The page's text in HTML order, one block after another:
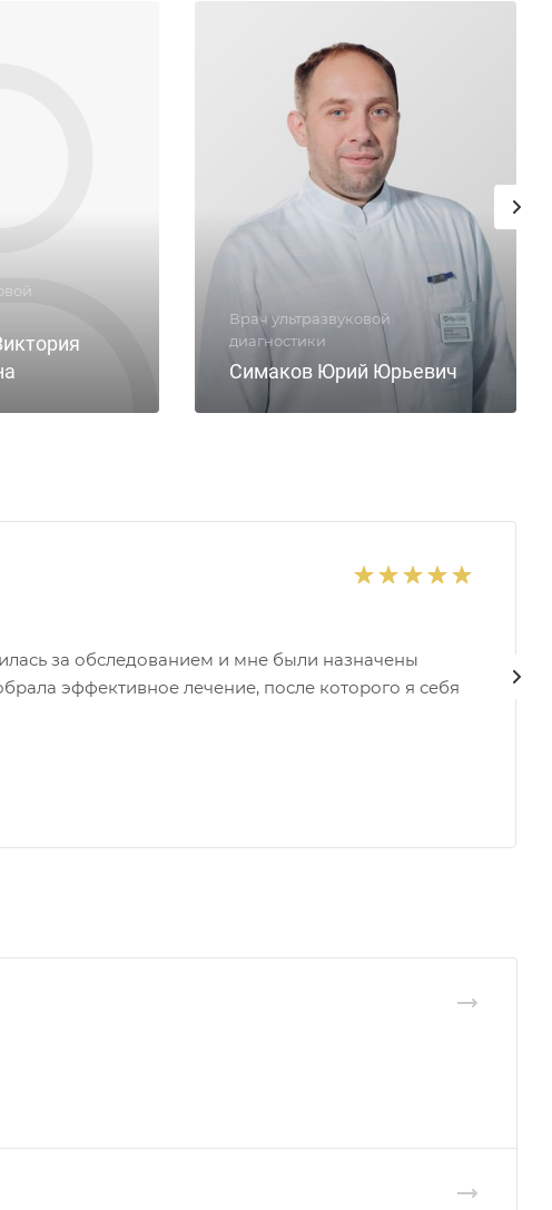
Врач ультразвуковой
диагностики
Симаков Юрий Юрьевич
за обследованием и мне были назначены
эффективное лечение, после которого я себя